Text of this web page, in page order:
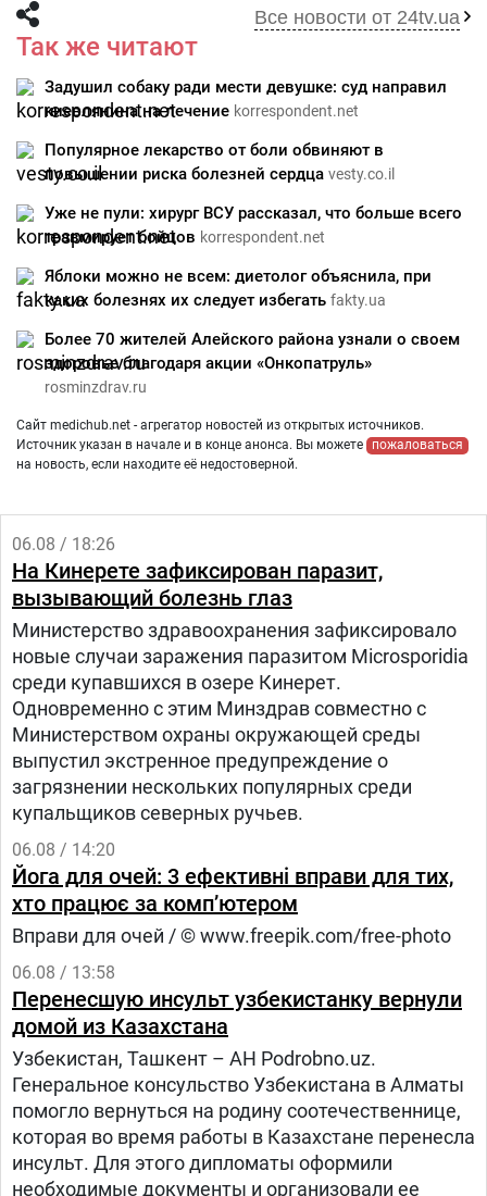
Все новости от 24tv.ua
Так же читают
Задушил собаку ради мести девушке: суд направил
киевлянина на лечение korrespondent.net
Популярное лекарство от боли обвиняют в
повышении риска болезней сердца vesty.co.il
Уже не пули: хирург ВСУ рассказал, что больше всего
травмирует бойцов korrespondent.net
Яблоки можно не всем: диетолог объяснила, при
каких болезнях их следует избегать fakty.ua
Более 70 жителей Алейского района узнали о своем
здоровье благодаря акции «Онкопатруль»
rosminzdrav.ru
Сайт medichub.net - агрегатор новостей из открытых источников.
Источник указан в начале и в конце анонса. Вы можете
пожаловаться
на новость, если находите её недостоверной.
06.08 / 18:26
На Кинерете зафиксирован паразит,
вызывающий болезнь глаз
Министерство здравоохранения зафиксировало
новые случаи заражения паразитом Microsporidia
среди купавшихся в озере Кинерет.
Одновременно с этим Минздрав совместно с
Министерством охраны окружающей среды
выпустил экстренное предупреждение о
загрязнении нескольких популярных среди
купальщиков северных ручьев.
06.08 / 14:20
Йога для очей: 3 ефективні вправи для тих,
хто працює за комп’ютером
Вправи для очей / © www.freepik.com/free-photo
06.08 / 13:58
Перенесшую инсульт узбекистанку вернули
домой из Казахстана
Узбекистан, Ташкент – АН Podrobno.uz.
Генеральное консульство Узбекистана в Алматы
помогло вернуться на родину соотечественнице,
которая во время работы в Казахстане перенесла
инсульт. Для этого дипломаты оформили
необходимые документы и организовали ее